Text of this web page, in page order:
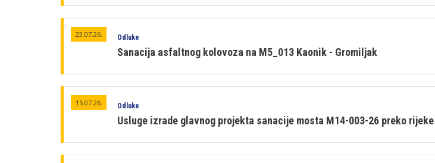
23.07.26. Odluke
Sanacija asfaltnog kolovoza na M5_013 Kaonik - Gromiljak
15.07.26. Odluke
Usluge izrade glavnog projekta sanacije mosta M14-003-26 preko